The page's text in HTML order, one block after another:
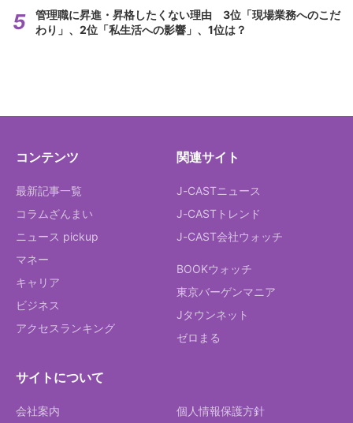
管理職に昇進・昇格したくない理由 3位「現場業務へのこだ
わり」、2位「私生活への影響」、1位は？
コンテンツ
最新記事一覧
コラムざんまい
ニュース pickup
マネー
キャリア
ビジネス
アクセスランキング
関連サイト
J-CASTニュース
J-CASTトレンド
J-CAST会社ウォッチ
BOOKウォッチ
東京バーゲンマニア
Jタウンネット
ゼロまる
サイトについて
会社案内 個人情報保護方針